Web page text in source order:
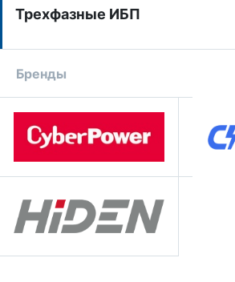
Трехфазные ИБП
Бренды